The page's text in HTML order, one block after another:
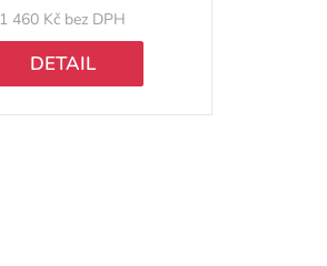
1 460 Kč bez DPH
DETAIL